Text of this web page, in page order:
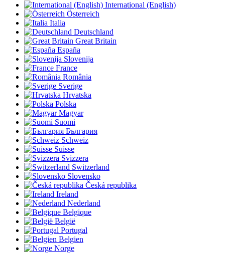
International (English)
Österreich
Italia
Deutschland
Great Britain
España
Slovenija
France
România
Sverige
Hrvatska
Polska
Magyar
Suomi
България
Schweiz
Suisse
Svizzera
Switzerland
Slovensko
Česká republika
Ireland
Nederland
Belgique
België
Portugal
Belgien
Norge